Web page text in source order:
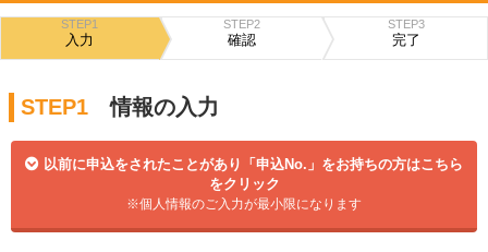
STEP1
入力
STEP2
確認
STEP3
完了
STEP1 情報の入力
以前に申込をされたことがあり「申込No.」をお持ちの方はこちら
をクリック
※個人情報のご入力が最小限になります